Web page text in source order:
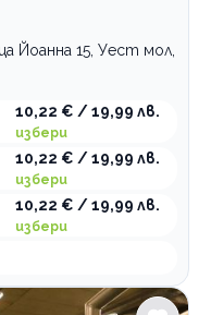
Йоанна 15, Уест мол,
10,22 € / 19,99 лв.
избери
10,22 € / 19,99 лв.
избери
10,22 € / 19,99 лв.
избери